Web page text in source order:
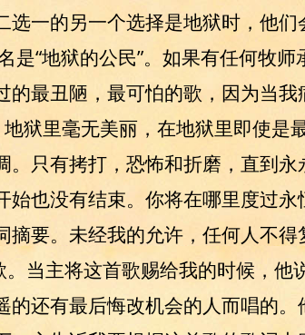
选一的另一个选择是地狱时，他
是“地狱的公民”。如果有任何牧
的最丑陋，最可怕的歌，因为当
狱里毫无美丽，在地狱里即使是
。只有拷打，恐怖和折磨，直到
始也没有结束。你将在哪里度过
摘要。未经我的允许，任何人不
当主将这首歌赐给我的时候，他
的还有最后悔改机会的人而唱的